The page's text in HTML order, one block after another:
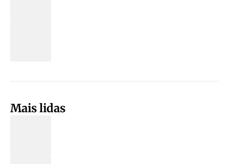
Mais lidas